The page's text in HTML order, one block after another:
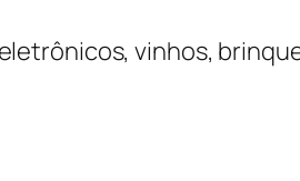
vinhos,